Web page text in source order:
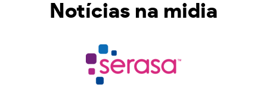
Notícias na midia